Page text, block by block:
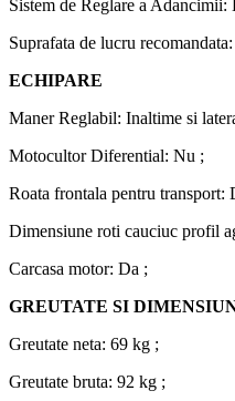
Sistem de Reglare a Adancimii:
Suprafata de lucru
ECHIPARE
Maner Reglabil: Inaltime si
Motocultor Diferential: Nu ;
Roata frontala pentru transport:
Dimensiune roti cauciuc profil
Carcasa motor: Da ;
GREUTATE SI
Greutate neta: 69 kg ;
Greutate bruta: 92 kg ;